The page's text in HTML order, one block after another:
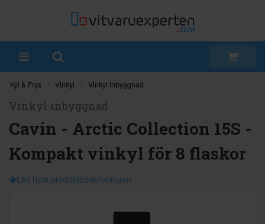
Kyl & Frys Vinkyl Vinkyl inbyggnad
Vinkyl inbyggnad
Cavin - Arctic Collection 15S -
Kompakt vinkyl för 8 flaskor
Läs hela produktbeskrivningen